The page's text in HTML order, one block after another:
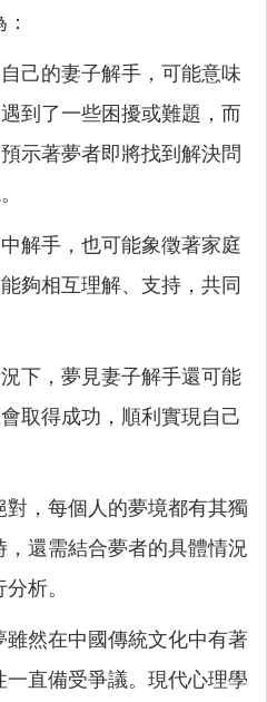
己的妻子解手，可能意味
到了一些困擾或難題，而
示著夢者即將找到解決問
中解手，也可能象徵著家庭
夠相互理解、支持，共同
況下，夢見妻子解手還可能
取得成功，順利實現自己
，每個人的夢境都有其獨
還需結合夢者的具體情況
析。
然在中國傳統文化中有著
直備受爭議。現代心理學